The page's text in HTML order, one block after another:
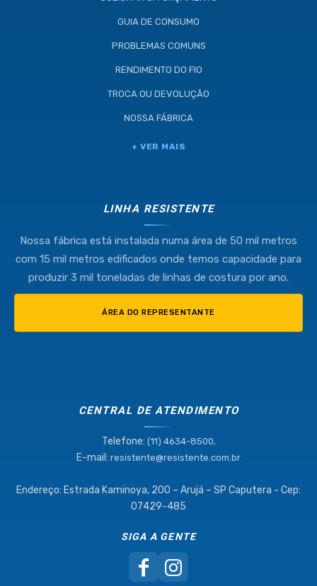
Industria e Comercio de Linhas
(11) 4634-8500
GUIA DE CONSUMO
PROBLEMAS COMUNS
RENDIMENTO DO FIO
TROCA OU DEVOLUÇÃO
NOSSA FÁBRICA
+ VER MAIS
LINHA RESISTENTE
Nossa fábrica está instalada numa área de 50 mil metros
com 15 mil metros edificados onde temos capacidade para
produzir 3 mil toneladas de linhas de costura por ano.
ÁREA DO REPRESENTANTE
CENTRAL DE ATENDIMENTO
Telefone: (11) 4634-8500.
E-mail: resistente@resistente.com.br
Endereço: Estrada Kaminoya, 200 – Arujá – SP Caputera - Cep:
07429-485
SIGA A GENTE